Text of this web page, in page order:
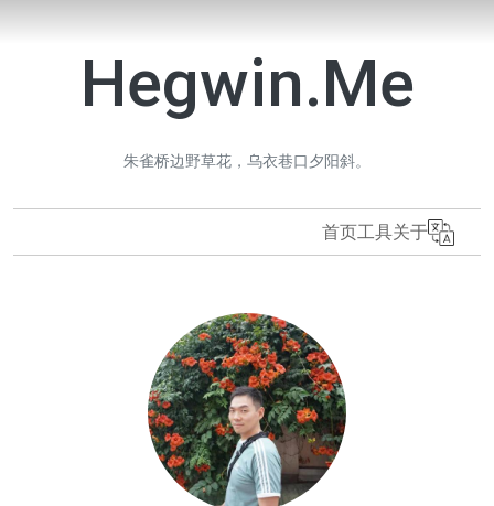
Hegwin.Me
朱雀桥边野草花，乌衣巷口夕阳斜。
首页工具关于